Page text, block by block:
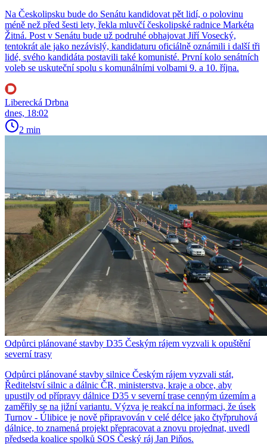
Na Českolipsku bude do Senátu kandidovat pět lidí, o polovinu
méně než před šesti lety, řekla mluvčí českolipské radnice Markéta
Žitná. Post v Senátu bude už podruhé obhajovat Jiří Vosecký,
tentokrát ale jako nezávislý, kandidaturu oficiálně oznámili i další tři
lidé, svého kandidáta postavili také komunisté. První kolo senátních
voleb se uskuteční spolu s komunálními volbami 9. a 10. října.
Liberecká Drbna
dnes, 18:02
2 min
Odpůrci plánované stavby D35 Českým rájem vyzvali k opuštění
severní trasy
Odpůrci plánované stavby silnice Českým rájem vyzvali stát,
Ředitelství silnic a dálnic ČR, ministerstva, kraje a obce, aby
upustily od přípravy dálnice D35 v severní trase cenným územím a
zaměřily se na jižní variantu. Výzva je reakcí na informaci, že úsek
Turnov - Úlibice je nově připravován v celé délce jako čtyřpruhová
dálnice, to znamená projekt přepracovat a znovu projednat, uvedl
předseda koalice spolků SOS Český ráj Jan Piňos.